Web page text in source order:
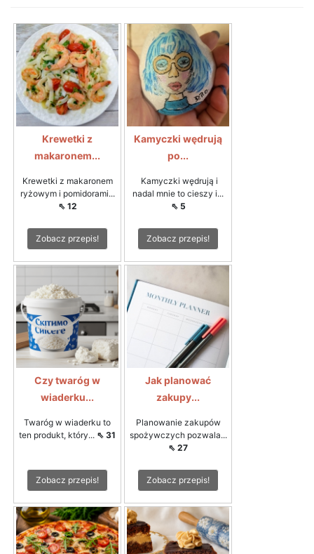
Krewetki z
makaronem...
Krewetki z makaronem
ryżowym i pomidorami...
⇖ 12
Zobacz przepis!
Kamyczki wędrują
po...
Kamyczki wędrują i
nadal mnie to cieszy i...
⇖ 5
Zobacz przepis!
Czy twaróg w
wiaderku...
Twaróg w wiaderku to
ten produkt, który... ⇖ 31
Zobacz przepis!
Jak planować
zakupy...
Planowanie zakupów
spożywczych pozwala...
⇖ 27
Zobacz przepis!